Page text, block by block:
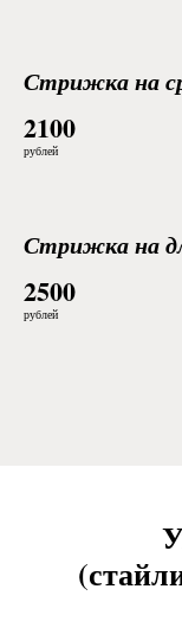
Стрижка на
2100
рублей
Стрижка на
2500
рублей